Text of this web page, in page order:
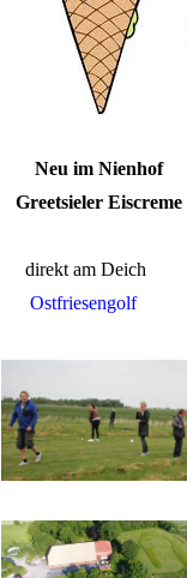
Neu im Nienhof
Greetsieler Eiscreme
direkt am Deich
Ostfriesengolf